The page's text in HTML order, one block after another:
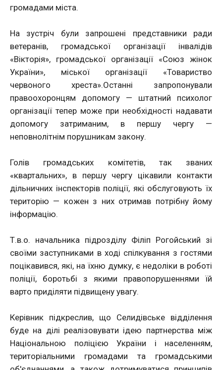
громадами міста.
На зустріч були запрошені представники ради
ветеранів, громадської організації інвалідів
«Вікторія», громадської організації «Союз жінок
України», міської організації «Товариство
червоного хреста».Останні запропонували
правоохоронцям допомогу — штатний психолог
організації тепер може при необхідності надавати
допомогу затриманим, в першу чергу —
неповнолітнім порушникам закону.
Голів громадських комітетів, так званих
«квартальних», в першу чергу цікавили контакти
дільничних інспекторів поліції, які обслуговують їх
територію — кожен з них отримав потрібну йому
інформацію.
Т.в.о. начальника підрозділу Філіп Рогойський зі
своїми заступниками в ході спілкування з гостями
поцікавився, які, на їхню думку, є недоліки в роботі
поліції, боротьбі з якими правопорушеннями їй
варто приділяти підвищену увагу.
Керівник підкреслив, що Селидівське відділення
буде на ділі реалізовувати ідею партнерства між
Національною поліцією України і населенням,
територіальними громадами та громадськими